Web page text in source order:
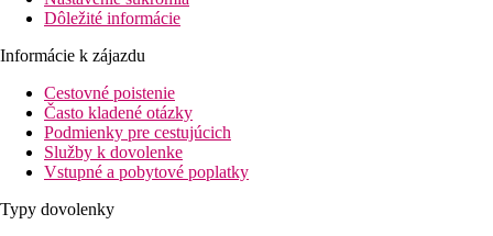
Dôležité informácie
Informácie k zájazdu
Cestovné poistenie
Často kladené otázky
Podmienky pre cestujúcich
Služby k dovolenke
Vstupné a pobytové poplatky
Typy dovolenky